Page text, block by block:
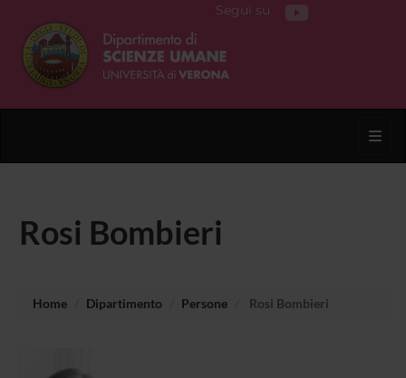
Segui su
Rosi Bombieri
Home Dipartimento Persone Rosi Bombieri